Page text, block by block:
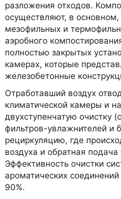
разложения отходов.
осуществляют, в основном,
мезофильных и
аэробного
полностью закрытых
камерах, которые
железобетонные
Отработавший воздух
климатической камеры и
двухступенчатую очистку
фильтров-увлажнителей и
рециркуляцию, где
воздуха и обратная
Эффективность очистки
ароматических
90%.